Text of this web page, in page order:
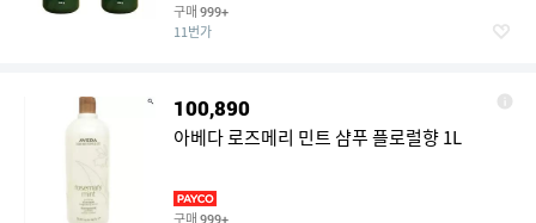
구매 999+
11번가
100,890
아베다 로즈메리 민트 샴푸 플로럴향 1L
구매